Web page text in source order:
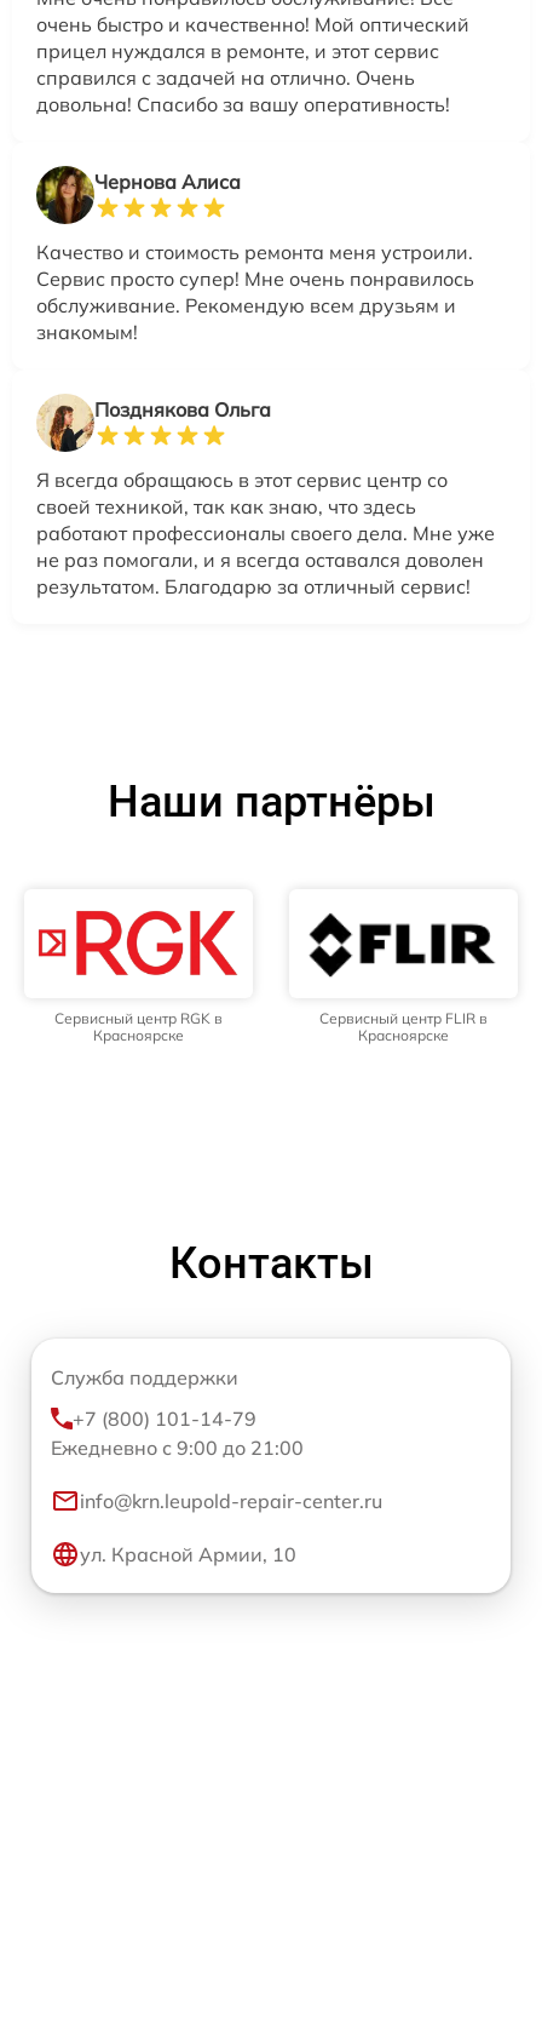
очень быстро и качественно! Мой оптический
прицел нуждался в ремонте, и этот сервис
справился с задачей на отлично. Очень
довольна! Спасибо за вашу оперативность!
Чернова Алиса
Качество и стоимость ремонта меня устроили.
Сервис просто супер! Мне очень понравилось
обслуживание. Рекомендую всем друзьям и
знакомым!
Позднякова Ольга
Я всегда обращаюсь в этот сервис центр со
своей техникой, так как знаю, что здесь
работают профессионалы своего дела. Мне уже
не раз помогали, и я всегда оставался доволен
результатом. Благодарю за отличный сервис!
Наши партнёры
Сервисный центр RGK в
Красноярске
Сервисный центр FLIR в
Красноярске
Контакты
Служба поддержки
+7 (800) 101-14-79
Ежедневно с 9:00 до 21:00
info@krn.leupold-repair-center.ru
ул. Красной Армии, 10